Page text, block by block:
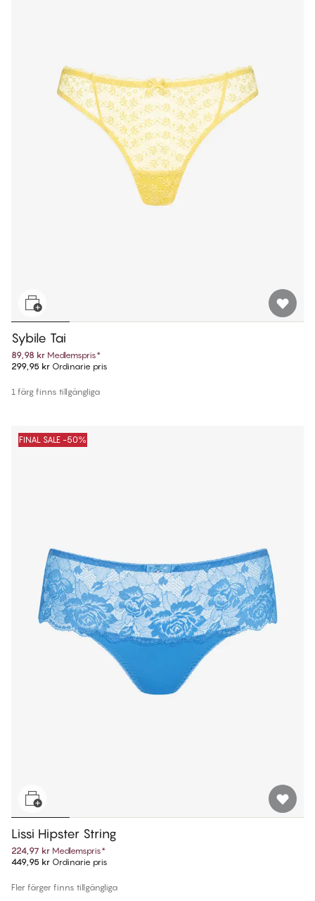
Sybile Tai
89,98 kr Medlemspris*
299,95 kr Ordinarie pris
1 färg finns tillgängliga
FINAL SALE -50%
Lissi Hipster String
224,97 kr Medlemspris*
449,95 kr Ordinarie pris
Fler färger finns tillgängliga